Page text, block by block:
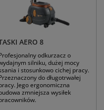
wyjątkowa cecha
który
i czystość
czyszczenia.
w różnych
AERO 8
odkurzacz o
silniku, dużej mocy
i stosunkowo cichej pracy.
do długotrwałej
Jego ergonomiczna
zmniejsza wysiłek